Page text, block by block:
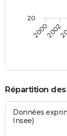
20002002
20
Répartition
Données
Insee)